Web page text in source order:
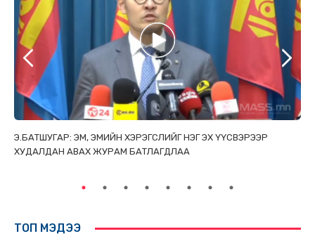
Э.БАТШУГАР: ЭМ, ЭМИЙН ХЭРЭГСЛИЙГ НЭГ ЭХ ҮҮСВЭРЭЭР
ХУДАЛДАН АВАХ ЖУРАМ БАТЛАГДЛАА
ТОП МЭДЭЭ